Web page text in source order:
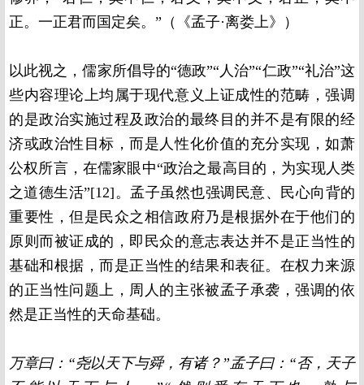
正。一正君而国定矣。”（《孟子·离娄上》）
以此视之，儒家所倡导的“德政”“人治”“仁政”“礼治”这
些内容理论上均属于现代意义上证成性的范畴，强调
的是政治实施过程及政治的最终目的并不是有限的经
济或政治性目标，而是人性化价值的充分实现，如萧
公权所言，在儒家眼中“政治之最高目的，为实现人类
之道德生活”[12]。孟子虽然也强调民意、民心向背的
重要性，但是民众之相信政府乃是根据外在于他们的
原则而被证成的，即民众的意志表达并不是正当性的
基础和根据，而是正当性的结果和表征。在权力来源
的正当性问题上，周人的主张被孟子承袭，强调的依
然是正当性的天命基础。
万章曰：“尧以天下与舜，有诸？”孟子曰：“否，天子